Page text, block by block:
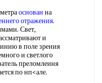
основан на
отражения.
Свет,
и
в поле зрения
и светлого
преломлеиня
по нп<але.